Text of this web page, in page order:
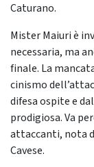
Caturano.
Mister Maiuri è
necessaria, ma
finale. La
cinismo
difesa ospite e
prodigiosa. Va
attaccanti, nota
Cavese.